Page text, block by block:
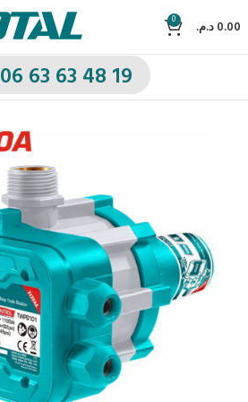
0 0.00د.م.
06 63 63 48 19